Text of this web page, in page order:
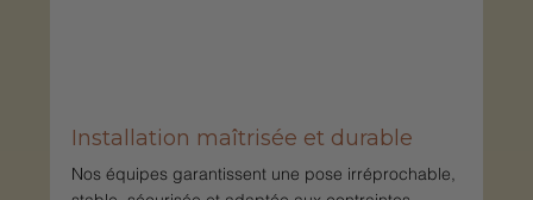
Installation maîtrisée et durable
Nos équipes garantissent une pose irréprochable,